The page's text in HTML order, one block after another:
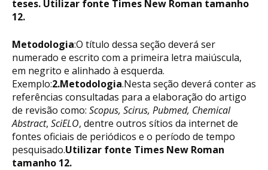
teses. Utilizar fonte Times New Roman tamanho
12.
Metodologia:O título dessa seção deverá ser
numerado e escrito com a primeira letra maiúscula,
em negrito e alinhado à esquerda.
Exemplo:2.Metodologia.Nesta seção deverá conter as
referências consultadas para a elaboração do artigo
de revisão como: Scopus, Scirus, Pubmed, Chemical
Abstract, SciELO, dentre outros sítios da internet de
fontes oficiais de periódicos e o período de tempo
pesquisado.Utilizar fonte Times New Roman
tamanho 12.